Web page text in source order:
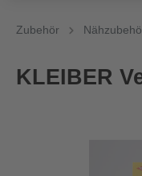
Zubehör
KLEIBER